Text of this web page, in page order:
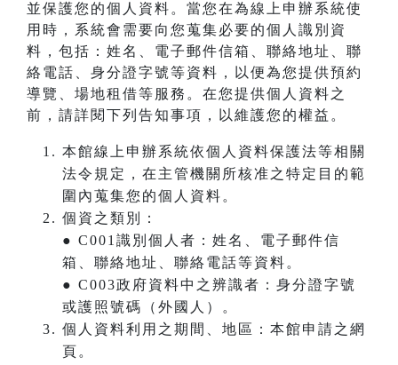
並保護您的個人資料。當您在為線上申辦系統使
用時，系統會需要向您蒐集必要的個人識別資
料，包括：姓名、電子郵件信箱、聯絡地址、聯
絡電話、身分證字號等資料，以便為您提供預約
導覽、場地租借等服務。在您提供個人資料之
前，請詳閱下列告知事項，以維護您的權益。
本館線上申辦系統依個人資料保護法等相關
法令規定，在主管機關所核准之特定目的範
圍內蒐集您的個人資料。
個資之類別：
● C001識別個人者：姓名、電子郵件信
箱、聯絡地址、聯絡電話等資料。
● C003政府資料中之辨識者：身分證字號
或護照號碼（外國人）。
個人資料利用之期間、地區：本館申請之網
頁。